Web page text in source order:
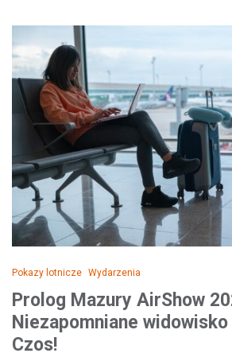
Pokazy lotnicze Wydarzenia
Prolog Mazury AirShow
Niezapomniane
Czos!